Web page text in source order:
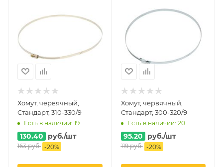
Хомут, червячный,
Стандарт, 310-330/9
Есть в наличии: 19
130.40 руб./шт
163руб. -20%
Хомут, червячный,
Стандарт, 300-320/9
Есть в наличии: 20
95.20 руб./шт
119руб. -20%